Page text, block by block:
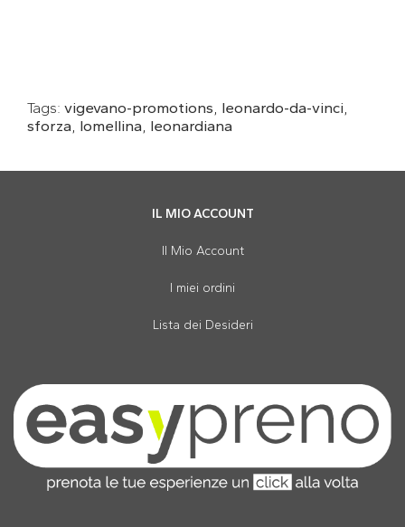
Tags: vigevano-promotions, leonardo-da-vinci,
sforza, lomellina, leonardiana
IL MIO ACCOUNT
Il Mio Account
I miei ordini
Lista dei Desideri